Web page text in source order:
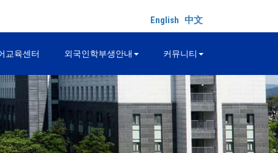
English 中文
교육센터 외국인학부생안내 커뮤니티